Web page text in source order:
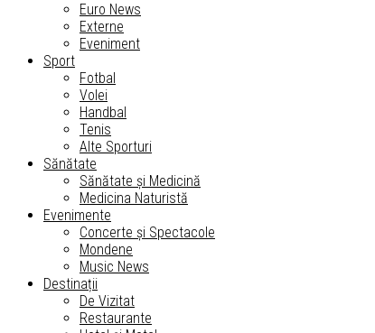
Euro News
Externe
Eveniment
Sport
Fotbal
Volei
Handbal
Tenis
Alte Sporturi
Sănătate
Sănătate și Medicină
Medicina Naturistă
Evenimente
Concerte și Spectacole
Mondene
Music News
Destinații
De Vizitat
Restaurante